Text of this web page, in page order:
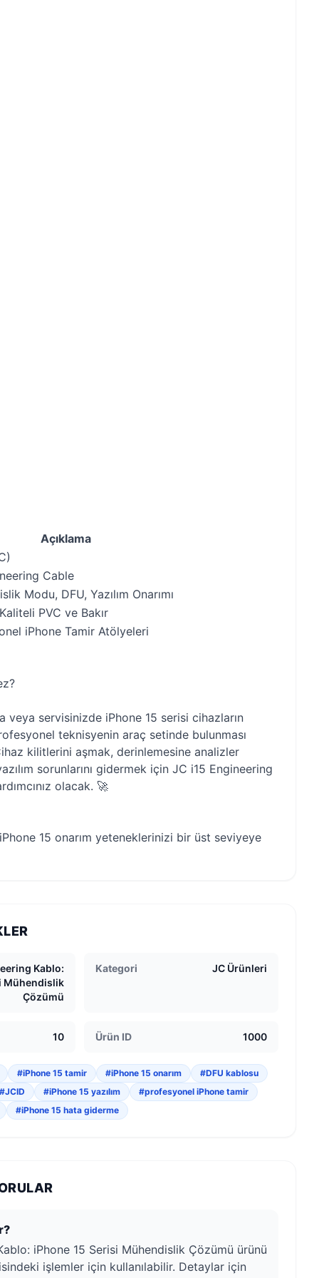
Açıklama
Cable
Modu, DFU, Yazılım Onarımı
PVC ve Bakır
iPhone Tamir Atölyeleri
veya servisinizde iPhone 15 serisi cihazların
teknisyenin araç setinde bulunması
kilitlerini aşmak, derinlemesine analizler
sorunlarını gidermek için JC i15 Engineering
olacak. 🚀
15 onarım yeteneklerinizi bir üst seviyeye
Kablo:
Mühendislik
Çözümü
Kategori JC Ürünleri
10 Ürün ID 1000
#iPhone 15 tamir #iPhone 15 onarım
#DFU kablosu
#JCID
#iPhone 15 yazılım
#profesyonel iPhone tamir
#iPhone 15 hata giderme
iPhone 15 Serisi Mühendislik Çözümü ürünü
işlemler için kullanılabilir. Detaylar için